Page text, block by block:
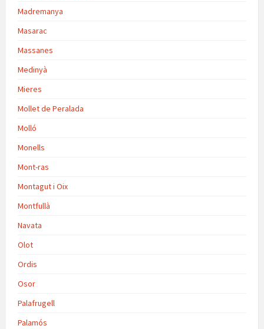
Madremanya
Masarac
Massanes
Medinyà
Mieres
Mollet de Peralada
Molló
Monells
Mont-ras
Montagut i Oix
Montfullà
Navata
Olot
Ordis
Osor
Palafrugell
Palamós